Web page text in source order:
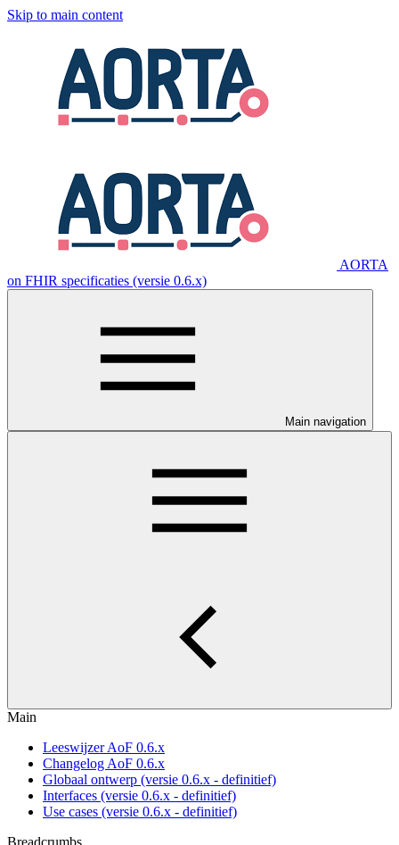
Skip to main content
AORTA
on FHIR specificaties (versie 0.6.x)
Main navigation
Main
Leeswijzer AoF 0.6.x
Changelog AoF 0.6.x
Globaal ontwerp (versie 0.6.x - definitief)
Interfaces (versie 0.6.x - definitief)
Use cases (versie 0.6.x - definitief)
Breadcrumbs